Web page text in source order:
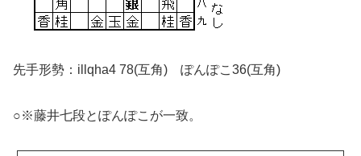
先手形勢：illqha4 78(互角) ぽんぽこ36(互角)
○※藤井七段とぽんぽこが一致。